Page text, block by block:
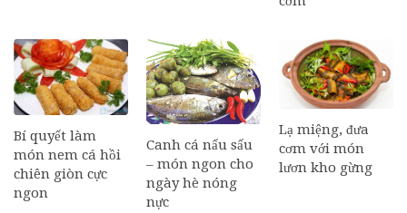
Bí quyết làm
món nem cá hồi
chiên giòn cực
ngon
Canh cá nấu sấu
– món ngon cho
ngày hè nóng
nực
Lạ miệng, đưa
cơm với món
lươn kho gừng